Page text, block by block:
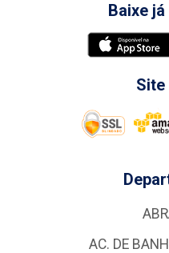
Baixe
Site
AC. DE